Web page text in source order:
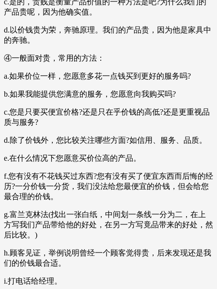
产品贵呢，因为他确实值。
d.以价钱贵为荣，奔驰原理。我们的产品贵，因为他是家具中
的奔驰。
④一般面对贵，常用的方法：
a.如果价位一样，您愿意多花一点钱买到更好的服务吗?
b.如果我能提供您满意的服务，您愿意向我购买吗?
c.您是只要买便宜价格?还是只在乎价钱的高低?还是更重视品
质与服务?
d.除了价钱外，您比较关注哪些方面?如信用、服务、品质。
e.在什么情况下您愿意买价位高的产品。
f.您有没有不花钱买过东西?您有没有买了便宜东西而后悔的经
历?一分价钱一分货，我们没法给您最便宜的价钱，但会给您
最合理的价钱。
g.富兰克林法(找出一张白纸，中间划一条线一分为二，在上
方写我们产品带给他的好处，在另一方写竟品带来的好处，然
后比较。)
h.顾客见证，举例说明曾经一个顾客觉得贵，后来发现还是我
们的价钱最合适。
i.打电话给经理。